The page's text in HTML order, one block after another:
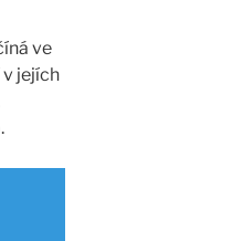
ve
jejích